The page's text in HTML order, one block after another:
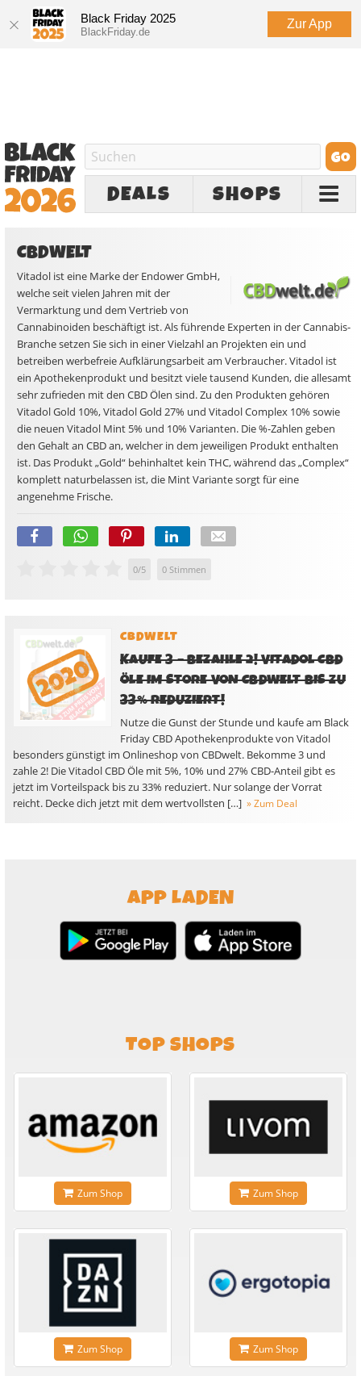
Black Friday 2025
BlackFriday.de
Zur App
DEALS SHOPS
CBDWELT
Vitadol ist eine Marke der Endower GmbH,
welche seit vielen Jahren mit der
Vermarktung und dem Vertrieb von
Cannabinoiden beschäftigt ist. Als führende Experten in der Cannabis-
Branche setzen Sie sich in einer Vielzahl an Projekten ein und
betreiben werbefreie Aufklärungsarbeit am Verbraucher. Vitadol ist
ein Apothekenprodukt und besitzt viele tausend Kunden, die allesamt
sehr zufrieden mit den CBD Ölen sind. Zu den Produkten gehören
Vitadol Gold 10%, Vitadol Gold 27% und Vitadol Complex 10% sowie
die neuen Vitadol Mint 5% und 10% Varianten. Die %-Zahlen geben
den Gehalt an CBD an, welcher in dem jeweiligen Produkt enthalten
ist. Das Produkt „Gold“ behinhaltet kein THC, während das „Complex“
komplett naturbelassen ist, die Mint Variante sorgt für eine
angenehme Frische.
0/5 0 Stimmen
CBDWELT
KAUFE 3 – BEZAHLE 2! VITADOL CBD
ÖLE IM STORE VON CBDWELT BIS ZU
33% REDUZIERT!
Nutze die Gunst der Stunde und kaufe am Black
Friday CBD Apothekenprodukte von Vitadol
besonders günstigt im Onlineshop von CBDwelt. Bekomme 3 und
zahle 2! Die Vitadol CBD Öle mit 5%, 10% und 27% CBD-Anteil gibt es
jetzt im Vorteilspack bis zu 33% reduziert. Nur solange der Vorrat
reicht. Decke dich jetzt mit dem wertvollsten […] » Zum Deal
APP LADEN
TOP SHOPS
Zum Shop Zum Shop
Zum Shop Zum Shop